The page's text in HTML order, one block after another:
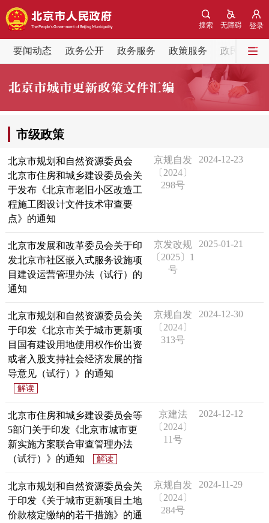
登录
无障碍
搜索
要闻动态 政务公开 政务服务 政策服务 政民互动
要闻动态
中央部委动态
政务公开
市领导 机构职能
政策兑现 政策解读 回应关切
政务服务
个人服务 法人服务
便民服务
中介服务 阳光政务
政民互动
参与调查 在线访谈
市级政策
北京市规划和自然资源委员会
北京市住房和城乡建设委员会关
于发布《北京市老旧小区改造工
程施工图设计文件技术审查要
点》的通知
​京规自发
〔2024〕
298号
2024-12-23
北京市发展和改革委员会关于印
发北京市社区嵌入式服务设施项
目建设运营管理办法（试行）的
通知
京发改规
〔2025〕1
号
2025-01-21
北京市规划和自然资源委员会关
于印发《北京市关于城市更新项
目国有建设用地使用权作价出资
或者入股支持社会经济发展的指
导意见（试行）》的通知
解读
京规自发
〔2024〕
313号
2024-12-30
北京市住房和城乡建设委员会等
5部门关于印发《北京市城市更
新实施方案联合审查管理办法
（试行）》的通知
解读
京建法
〔2024〕
11号
2024-12-12
北京市规划和自然资源委员会关
于印发《关于城市更新项目土地
价款核定缴纳的若干措施》的通
京规自发
〔2024〕
284号
2024-11-29